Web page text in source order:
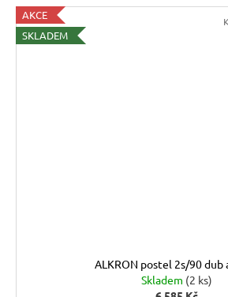
AKCE
SKLADEM
ALKRON postel 2s/90 dub
Skladem (2 ks)